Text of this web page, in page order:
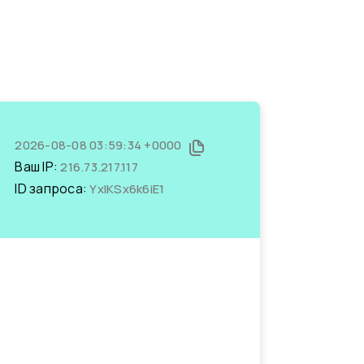
2026-08-08 03:59:34 +0000
Ваш IP:216.73.217.117
ID запроса:YxIKSx6k6iE1